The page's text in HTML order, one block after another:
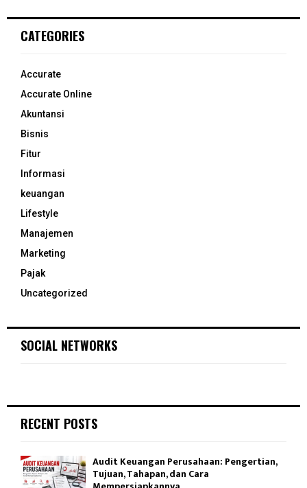
CATEGORIES
Accurate
Accurate Online
Akuntansi
Bisnis
Fitur
Informasi
keuangan
Lifestyle
Manajemen
Marketing
Pajak
Uncategorized
SOCIAL NETWORKS
RECENT POSTS
Audit Keuangan Perusahaan: Pengertian,
Tujuan, Tahapan, dan Cara